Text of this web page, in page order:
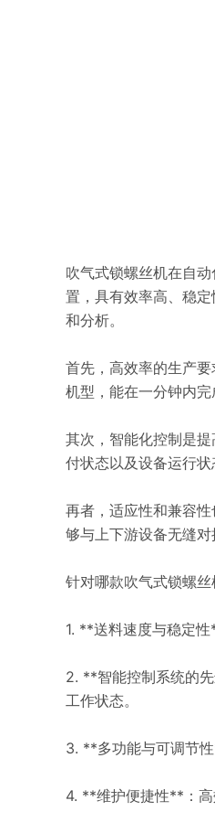
吹气式锁螺丝机在自
置，具有效率高、稳
和分析。
首先，高效率的生产
机型，能在一分钟内
其次，智能化控制是
付状态以及设备运行
再者，适应性和兼容
够与上下游设备无缝
针对哪款吹气式锁螺
1. **送料速度与稳定
2. **智能控制系统的
工作状态。
3. **多功能与可调节
4. **维护便捷性**：高